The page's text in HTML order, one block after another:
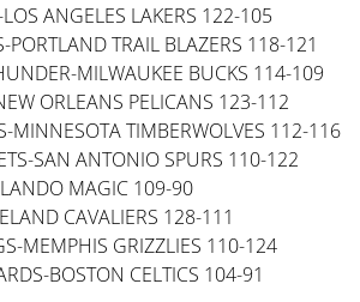
ANGELES LAKERS 122-105
PORTLAND TRAIL BLAZERS 118-121
MILWAUKEE BUCKS 114-109
ORLEANS PELICANS 123-112
MINNESOTA TIMBERWOLVES 112-116
SAN ANTONIO SPURS 110-122
MAGIC 109-90
CAVALIERS 128-111
MEMPHIS GRIZZLIES 110-124
BOSTON CELTICS 104-91